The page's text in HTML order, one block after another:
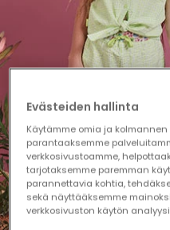
Evästeiden hallinta
Käytämme omia ja
parantaaksemme
verkkosivustoamme,
tarjotaksemme paremman
parannettavia kohtia,
sekä näyttääksemme
verkkosivuston käytön